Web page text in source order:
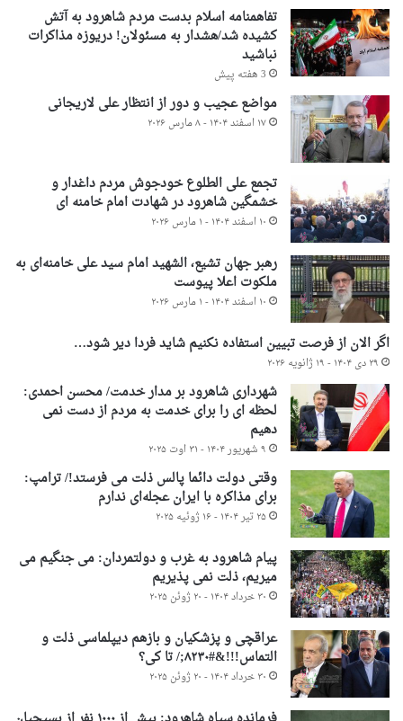
تفاهمنامه اسلام بدست مردم شاهرود به آتش
کشیده شد/هشدار به مسئولان! دریوزه مذاکرات
نباشید
3 هفته پیش
مواضع عجیب و دور از انتظار علی لاریجانی
۱۷ اسفند ۱۴۰۴ - ۸ مارس ۲۰۲۶
تجمع علی الطلوع خودجوش مردم داغدار و
خشمگین شاهرود در شهادت امام خامنه ای
۱۰ اسفند ۱۴۰۴ - ۱ مارس ۲۰۲۶
رهبر جهان تشیع، الشهید امام سید علی خامنه‌ای به
ملکوت اعلا پیوست
۱۰ اسفند ۱۴۰۴ - ۱ مارس ۲۰۲۶
اگر الان از فرصت تبیین استفاده نکنیم شاید فردا دیر شود…
۲۹ دی ۱۴۰۴ - ۱۹ ژانویه ۲۰۲۶
شهرداری شاهرود بر مدار خدمت/ محسن احمدی:
لحظه ای را برای خدمت به مردم از دست نمی
دهیم
۹ شهریور ۱۴۰۴ - ۳۱ اوت ۲۰۲۵
وقتی دولت دائما پالس ذلت می فرستد!/ ترامپ:
برای مذاکره با ایران عجله‌ای ندارم
۲۵ تیر ۱۴۰۴ - ۱۶ ژوئیه ۲۰۲۵
پیام شاهرود به غرب و دولتمردان: می جنگیم می
میریم، ذلت نمی پذیریم
۳۰ خرداد ۱۴۰۴ - ۲۰ ژوئن ۲۰۲۵
عراقچی و پزشکیان و بازهم دیپلماسی ذلت و
التماس!!!&#۸۲۳۰;/ تا کی؟
۳۰ خرداد ۱۴۰۴ - ۲۰ ژوئن ۲۰۲۵